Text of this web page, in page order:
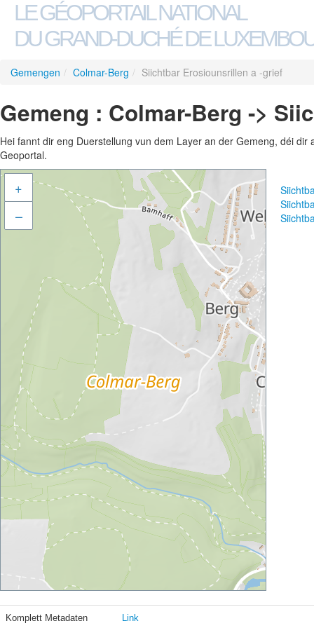
LE GÉOPORTAIL NATIONAL
DU GRAND-DUCHÉ DE
Gemengen / Colmar-Berg / Siichtbar Erosiounsrillen a -grief
Gemeng : Colmar-Berg ->
Hei fannt dir eng Duerstellung vun dem Layer an der Gemeng, déi
Geoportal.
+
–
Komplett Metadaten Link